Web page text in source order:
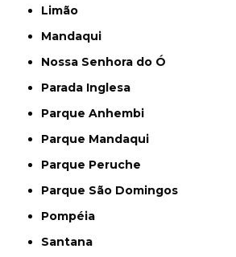
Limão
Mandaqui
Nossa Senhora do Ó
Parada Inglesa
Parque Anhembi
Parque Mandaqui
Parque Peruche
Parque São Domingos
Pompéia
Santana